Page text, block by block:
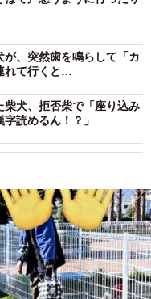
が、突然歯を鳴らして「カ
れて行くと…
犬、拒否柴で「座り込み
読めるん！？」